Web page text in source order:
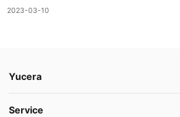
2023-03-10
Yucera
Service